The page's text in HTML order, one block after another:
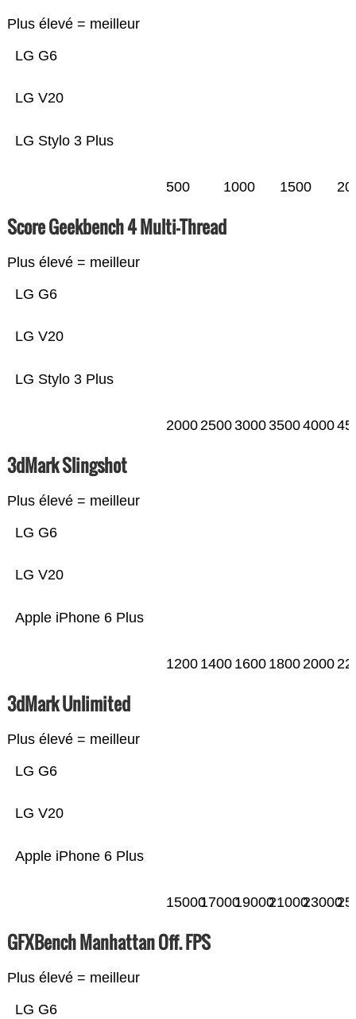
Plus élevé = meilleur
LG Stylo 3 Plus
LG V20
LG G6
500 1000 1500
Score Geekbench 4 Multi-Thread
Plus élevé = meilleur
LG Stylo 3 Plus
LG V20
LG G6
20002500300035004000
3dMark Slingshot
Plus élevé = meilleur
Apple iPhone 6 Plus
LG V20
LG G6
1200 1400 1600 18002000
3dMark Unlimited
Plus élevé = meilleur
Apple iPhone 6 Plus
LG V20
LG G6
1500017000190002100023000
GFXBench Manhattan Off. FPS
Plus élevé = meilleur
LG G6